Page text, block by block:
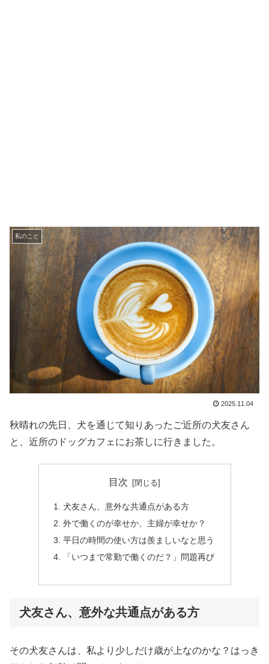
私のこと
2025.11.04
秋晴れの先日、犬を通じて知りあったご近所の犬友さん
と、近所のドッグカフェにお茶しに行きました。
目次
犬友さん、意外な共通点がある方
外で働くのが幸せか、主婦が幸せか？
平日の時間の使い方は羨ましいなと思う
「いつまで常勤で働くのだ？」問題再び
犬友さん、意外な共通点がある方
その犬友さんは、私より少しだけ歳が上なのかな？はっき